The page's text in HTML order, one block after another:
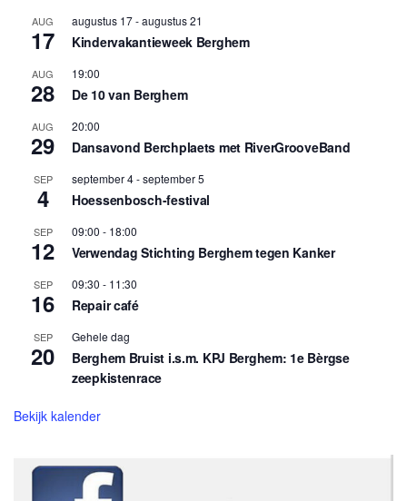
AUG
17
augustus 17-augustus 21
Kindervakantieweek Berghem
AUG
28
19:00
De 10 van Berghem
AUG
29
20:00
Dansavond Berchplaets met RiverGrooveBand
SEP
4
september 4-september 5
Hoessenbosch-festival
SEP
12
09:00 - 18:00
Verwendag Stichting Berghem tegen Kanker
SEP
16
09:30 - 11:30
Repair café
SEP
20
Gehele dag
Berghem Bruist i.s.m. KPJ Berghem: 1e Bèrgse
zeepkistenrace
Bekijk kalender